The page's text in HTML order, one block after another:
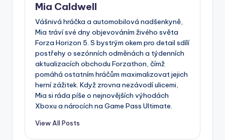
Mia Caldwell
Vášnivá hráčka a automobilová nadšenkyně,
Mia tráví své dny objevováním živého světa
Forza Horizon 5. S bystrým okem pro detail sdílí
postřehy o sezónních odměnách a týdenních
aktualizacích obchodu Forzathon, čímž
pomáhá ostatním hráčům maximalizovat jejich
herní zážitek. Když zrovna nezávodí ulicemi,
Mia si ráda píše o nejnovějších výhodách
Xboxu a nárocích na Game Pass Ultimate.
View All Posts